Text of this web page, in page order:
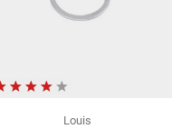
Louis